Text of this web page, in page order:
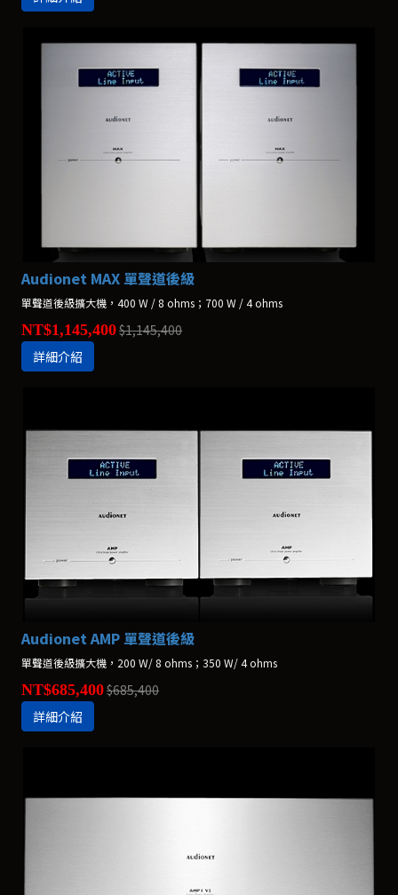
Audionet MAX 單聲道後級
單聲道後級擴大機，400 W / 8 ohms；700 W / 4 ohms
NT$1,145,400$1,145,400
詳細介紹
Audionet AMP 單聲道後級
單聲道後級擴大機，200 W/ 8 ohms；350 W/ 4 ohms
NT$685,400$685,400
詳細介紹